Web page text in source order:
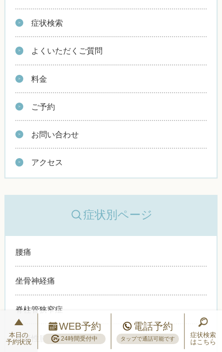
症状検索
よくいただくご質問
料金
ご予約
お問い合わせ
アクセス
症状別ページ
腰痛
坐骨神経痛
脊柱管狭窄症
変形性膝関節症
本日の
予約状況
WEB予約
24時間受付中
電話予約
タップで通話可能です
症状検索
はこちら